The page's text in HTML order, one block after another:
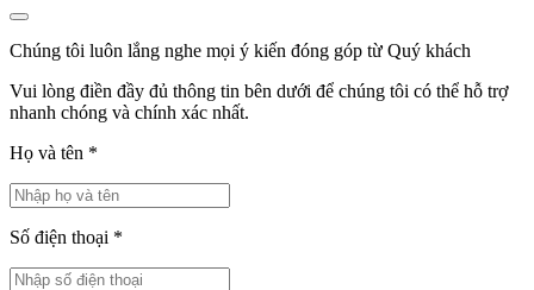
Chúng tôi luôn lắng nghe mọi ý kiến đóng góp từ Quý khách
Vui lòng điền đầy đủ thông tin bên dưới để chúng tôi có thể hỗ trợ
nhanh chóng và chính xác nhất.
Họ và tên *
Số điện thoại *